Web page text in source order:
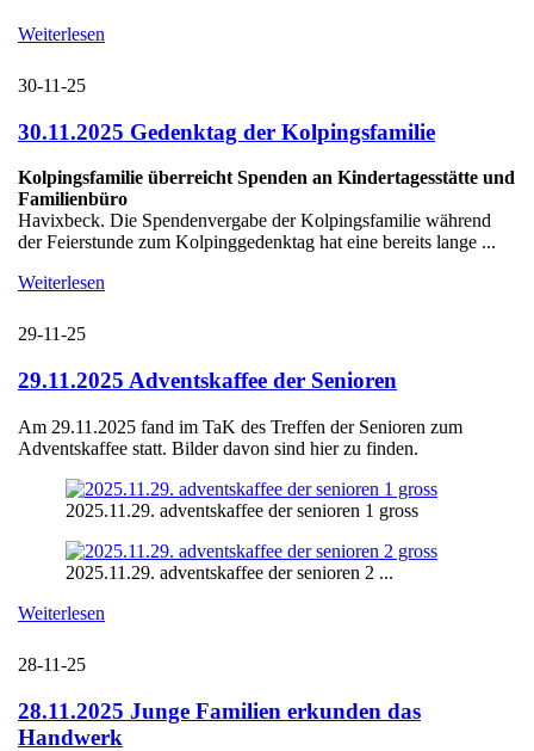
Weiterlesen
30-11-25
30.11.2025 Gedenktag der Kolpingsfamilie
Kolpingsfamilie überreicht Spenden an Kindertagesstätte und
Familienbüro
Havixbeck. Die Spendenvergabe der Kolpingsfamilie während
der Feierstunde zum Kolpinggedenktag hat eine bereits lange ...
Weiterlesen
29-11-25
29.11.2025 Adventskaffee der Senioren
Am 29.11.2025 fand im TaK des Treffen der Senioren zum
Adventskaffee statt. Bilder davon sind hier zu finden.
2025.11.29. adventskaffee der senioren 1 gross
2025.11.29. adventskaffee der senioren 2 ...
Weiterlesen
28-11-25
28.11.2025 Junge Familien erkunden das
Handwerk